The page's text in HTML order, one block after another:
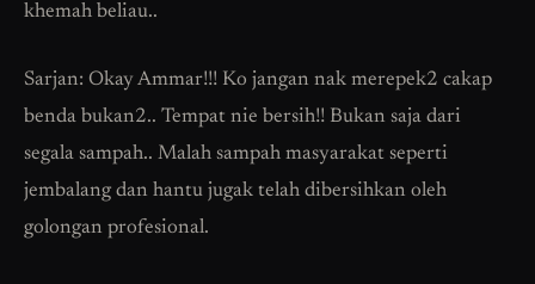
khemah beliau..
Sarjan: Okay Ammar!!! Ko jangan nak merepek2 cakap
benda bukan2.. Tempat nie bersih!! Bukan saja dari
segala sampah.. Malah sampah masyarakat seperti
jembalang dan hantu jugak telah dibersihkan oleh
golongan profesional.